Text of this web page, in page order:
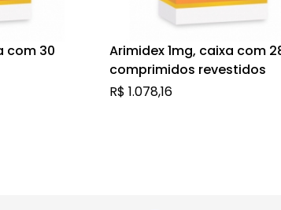
com 30
Arimidex 1mg, caixa com
comprimidos revestidos
R$ 1.078,16